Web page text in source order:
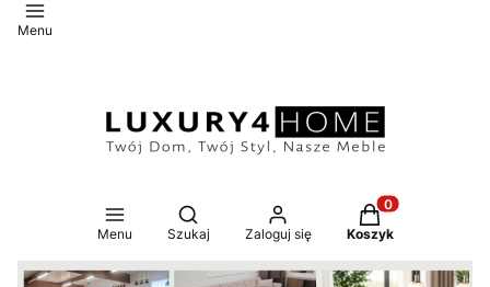
Menu
Menu
Otwórz wyszukiwarkę
Szukaj Zaloguj się
Produkty w
Koszyk